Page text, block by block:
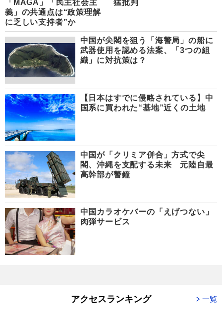
「MAGA」「民主社会主
義」の共通点は“政策理解
に乏しい支持者”か
猛批判
中国が尖閣を狙う「海警局」の船に
武器使用を認める法案、「3つの組
織」に対抗策は？
【日本はすでに侵略されている】中
国系に買われた“基地”近くの土地
中国が「クリミア併合」方式で尖
閣、沖縄を支配する未来 元陸自最
高幹部が警鐘
中国カラオケバーの「えげつない」
肉弾サービス
アクセスランキング 一覧